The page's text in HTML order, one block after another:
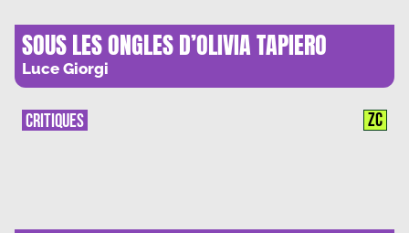
SOUS LES ONGLES D’OLIVIA TAPIERO
Luce Giorgi
CRITIQUES ZC